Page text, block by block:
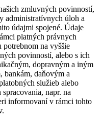
zmluvných povinností,
administratívnych úloh a
údajmi spojené. Údaje
platných právnych
potrebnom na vyššie
povinností, alebo s ich
dopravným a iným
bankám, daňovým a
služieb alebo
napr. na
informovaní v rámci tohto